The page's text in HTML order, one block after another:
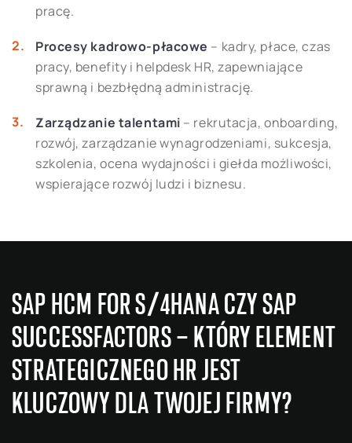
pracę.
Procesy kadrowo-płacowe – kadry, płace, czas
pracy, benefity i helpdesk HR, zapewniające
sprawną i bezbłędną administrację.
Zarządzanie talentami – rekrutacja, onboarding,
rozwój, zarządzanie wynagrodzeniami, sukcesja,
szkolenia, ocena wydajności i giełda możliwości,
wspierające rozwój ludzi i biznesu.
SAP HCM FOR S/4HANA CZY SAP
SUCCESSFACTORS – KTÓRY ELEMENT
STRATEGICZNEGO HR JEST
KLUCZOWY DLA TWOJEJ FIRMY?